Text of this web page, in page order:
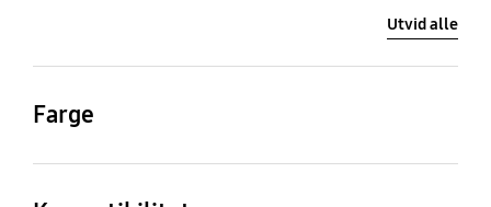
Utvid alle
Farge
Black